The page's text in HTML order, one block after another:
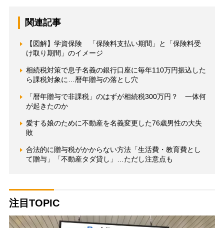
関連記事
【図解】学資保険 「保険料支払い期間」と「保険料受
け取り期間」のイメージ
相続税対策で息子名義の銀行口座に毎年110万円振込した
ら課税対象に…暦年贈与の落とし穴
「暦年贈与で非課税」のはずが相続税300万円？ 一体何
が起きたのか
愛する娘のために不動産を名義変更した76歳男性の大失
敗
合法的に贈与税がかからない方法「生活費・教育費とし
て贈与」「不動産タダ貸し」…ただし注意点も
注目TOPIC